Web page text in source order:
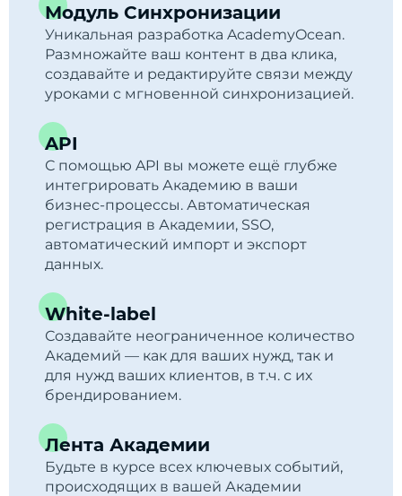
Модуль Синхронизации
Уникальная разработка AcademyOcean.
Размножайте ваш контент в два клика,
создавайте и редактируйте связи между
уроками с мгновенной синхронизацией.
API
С помощью API вы можете ещё глубже
интегрировать Академию в ваши
бизнес-процессы. Автоматическая
регистрация в Академии, SSO,
автоматический импорт и экспорт
данных.
White-label
Создавайте неограниченное количество
Академий — как для ваших нужд, так и
для нужд ваших клиентов, в т.ч. с их
брендированием.
Лента Академии
Будьте в курсе всех ключевых событий,
происходящих в вашей Академии